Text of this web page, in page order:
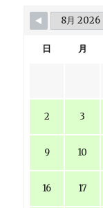
み)
日 月
2 3
9 10
16 17